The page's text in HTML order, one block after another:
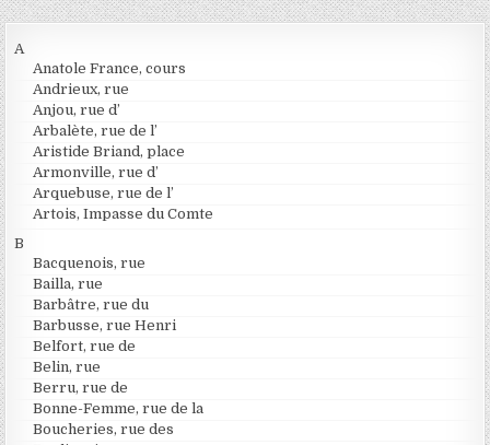
A
Anatole France, cours
Andrieux, rue
Anjou, rue d’
Arbalète, rue de l’
Aristide Briand, place
Armonville, rue d’
Arquebuse, rue de l’
Artois, Impasse du Comte
B
Bacquenois, rue
Bailla, rue
Barbâtre, rue du
Barbusse, rue Henri
Belfort, rue de
Belin, rue
Berru, rue de
Bonne-Femme, rue de la
Boucheries, rue des